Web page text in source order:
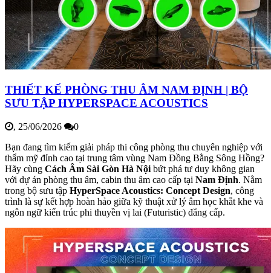
THIẾT KẾ PHÒNG THU ÂM NAM ĐỊNH | BỘ
SƯU TẬP HYPERSPACE ACOUSTICS
, 25/06/2026
0
Bạn đang tìm kiếm giải pháp thi công phòng thu chuyên nghiệp với
thẩm mỹ đỉnh cao tại trung tâm vùng Nam Đồng Bằng Sông Hồng?
Hãy cùng Cách Âm Sài Gòn Hà Nội bứt phá tư duy không gian
với dự án phòng thu âm, cabin thu âm cao cấp tại Nam Định. Nằm
trong bộ sưu tập HyperSpace Acoustics: Concept Design, công
trình là sự kết hợp hoàn hảo giữa kỹ thuật xử lý âm học khắt khe và
ngôn ngữ kiến trúc phi thuyền vị lai (Futuristic) đẳng cấp.